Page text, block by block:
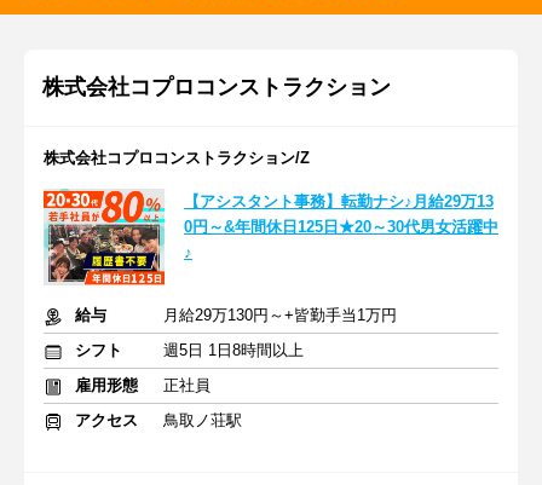
株式会社コプロコンストラクション
株式会社コプロコンストラクション/Z
【アシスタント事務】転勤ナシ♪月給29万13
0円～&年間休日125日★20～30代男女活躍中
♪
給与
月給29万130円～+皆勤手当1万円
シフト
週5日 1日8時間以上
雇用形態
正社員
アクセス
鳥取ノ荘駅